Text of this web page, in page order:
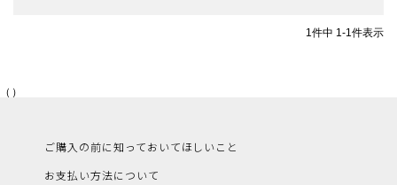
1件中 1-1件表示
（）
ご購入の前に知っておいてほしいこと
お支払い方法について